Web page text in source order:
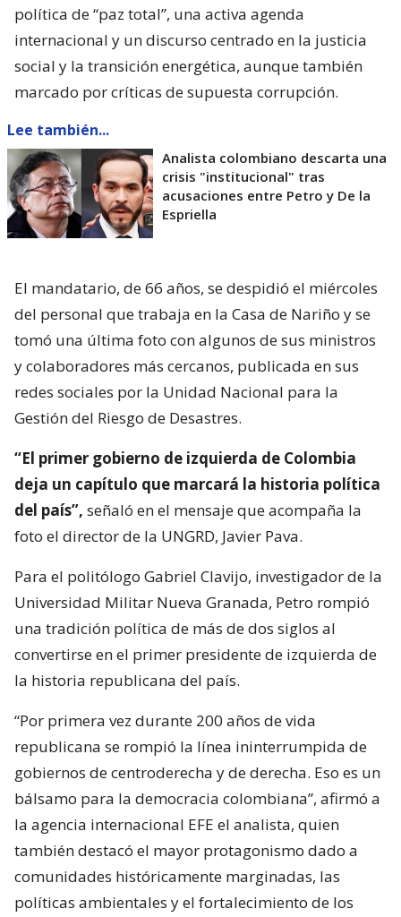
política de “paz total”, una activa agenda
internacional y un discurso centrado en la justicia
social y la transición energética, aunque también
marcado por críticas de supuesta corrupción.
Lee también...
Analista colombiano descarta una
crisis "institucional" tras
acusaciones entre Petro y De la
Espriella
El mandatario, de 66 años, se despidió el miércoles
del personal que trabaja en la Casa de Nariño y se
tomó una última foto con algunos de sus ministros
y colaboradores más cercanos, publicada en sus
redes sociales por la Unidad Nacional para la
Gestión del Riesgo de Desastres.
“El primer gobierno de izquierda de Colombia
deja un capítulo que marcará la historia política
del país”, señaló en el mensaje que acompaña la
foto el director de la UNGRD, Javier Pava.
Para el politólogo Gabriel Clavijo, investigador de la
Universidad Militar Nueva Granada, Petro rompió
una tradición política de más de dos siglos al
convertirse en el primer presidente de izquierda de
la historia republicana del país.
“Por primera vez durante 200 años de vida
republicana se rompió la línea ininterrumpida de
gobiernos de centroderecha y de derecha. Eso es un
bálsamo para la democracia colombiana”, afirmó a
la agencia internacional EFE el analista, quien
también destacó el mayor protagonismo dado a
comunidades históricamente marginadas, las
políticas ambientales y el fortalecimiento de los